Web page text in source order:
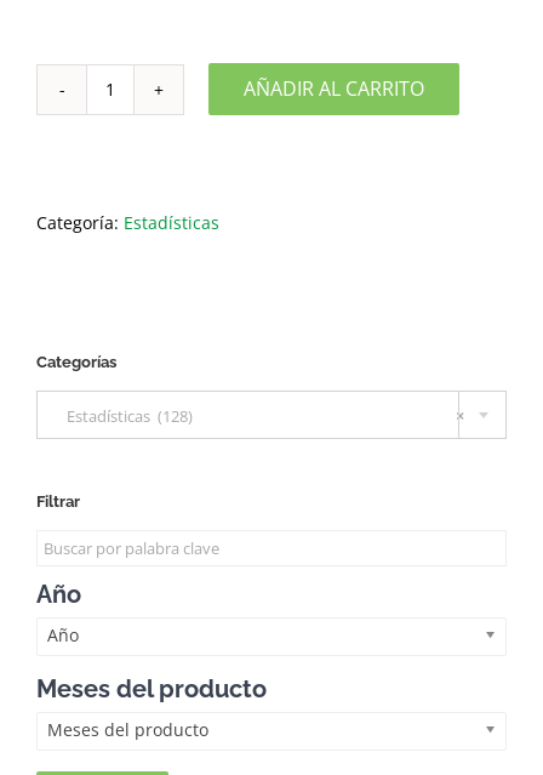
PIB
Oferta
Excel
cantidad
AÑADIR AL CARRITO
Categoría: Estadísticas
Categorías
×
Estadísticas (128)
Filtrar
Año
Año
Meses del producto
Meses del producto